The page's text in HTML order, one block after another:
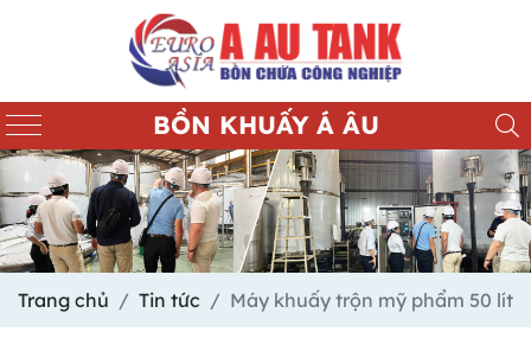
BỒN KHUẤY Á ÂU
Trang chủ Tin tức Máy khuấy trộn mỹ phẩm 50 lít